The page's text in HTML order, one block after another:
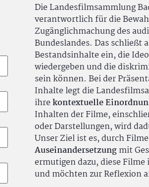
Die Landesfilmsammlung
verantwortlich für die
Zugänglichmachung des
Bundeslandes. Das schließt
Bestandsinhalte ein, die
wiedergeben und die
sein können. Bei der
Inhalte legt die
ihrekontextuelle
Inhalten der Filme,
oder Darstellungen, wird
Unser Ziel ist es, durch
Auseinandersetzungmit
ermutigen dazu, diese
und möchten zur Reflexion